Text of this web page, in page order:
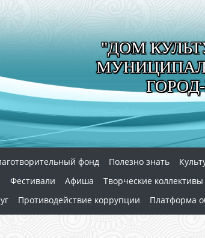
"ДОМ
фонд Полезно знать
Фестивали Афиша Творческие коллективы
Противодействие коррупции Платформа